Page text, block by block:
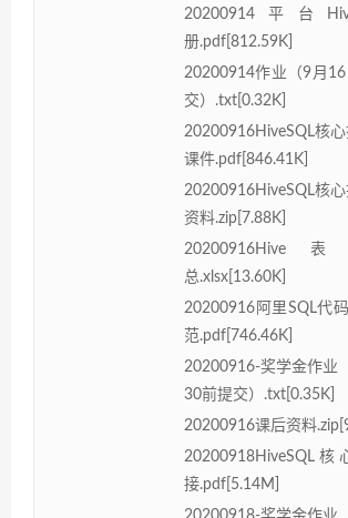
20200914平台
册.pdf[812.59K]
20200914作业（9月
交）.txt[0.32K]
20200916HiveSQL核
课件.pdf[846.41K]
20200916HiveSQL核
资料.zip[7.88K]
20200916Hive
总.xlsx[13.60K]
20200916阿里SQL代
范.pdf[746.46K]
20200916-奖学金作业
30前提交）.txt[0.35K]
20200916课后资料
20200918HiveSQL
接.pdf[5.14M]